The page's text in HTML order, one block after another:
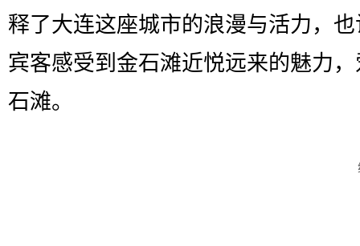
释了大连这座城市的浪漫与活力，
宾客感受到金石滩近悦远来的魅力
石滩。